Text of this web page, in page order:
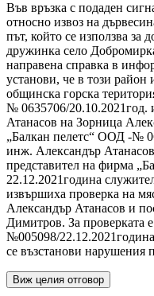
Във връзка с подаден
относно извоз на
път, който се използва за
дружинка село
направена справка в
установи, че в този район
общинска горска
№ 0635706/20.10.2021год.
Атанасов на Зорница
„Балкан пелетс“ ООД -№
инж. Александър
представител на фирма
22.12.2021година
извършиха проверка на
Александър Атанасов и
Димитров. За проверката
№005098/
се възстанови нарушения
Виж целия отговор